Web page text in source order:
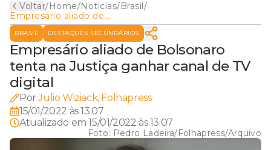
Voltar/Home/Noticias/Brasil/
Empresário aliado de
Bolsonaro tenta na Justiça
ganhar canal de TV digital
BRASIL DESTAQUES SECUNDÁRIOS
Empresário aliado de Bolsonaro
tenta na Justiça ganhar canal de TV
digital
Por Julio Wiziack, Folhapress
15/01/2022 às 13:07
Atualizado em15/01/2022 às 13:07
Foto: Pedro Ladeira/Folhapress/Arquivo